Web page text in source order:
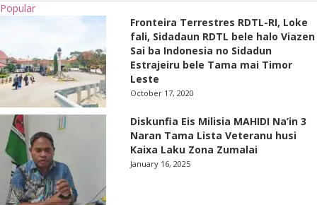
Popular
Fronteira Terrestres RDTL-RI, Loke
fali, Sidadaun RDTL bele halo Viazen
Sai ba Indonesia no Sidadun
Estrajeiru bele Tama mai Timor
Leste
October 17, 2020
Diskunfia Eis Milisia MAHIDI Na’in 3
Naran Tama Lista Veteranu husi
Kaixa Laku Zona Zumalai
January 16, 2025